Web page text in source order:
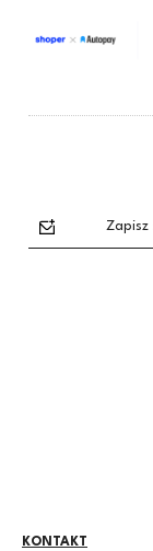
Zapisz
KONTAKT